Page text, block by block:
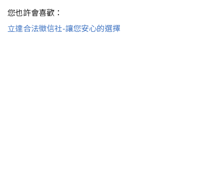
您也許會喜歡：
立達合法徵信社-讓您安心的選擇